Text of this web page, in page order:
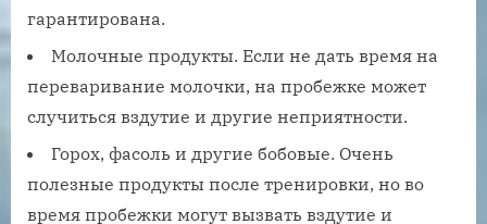
гарантирована.
Молочные продукты. Если не дать время на
переваривание молочки, на пробежке может
случиться вздутие и другие неприятности.
Горох, фасоль и другие бобовые. Очень
полезные продукты после тренировки, но во
время пробежки могут вызвать вздутие и